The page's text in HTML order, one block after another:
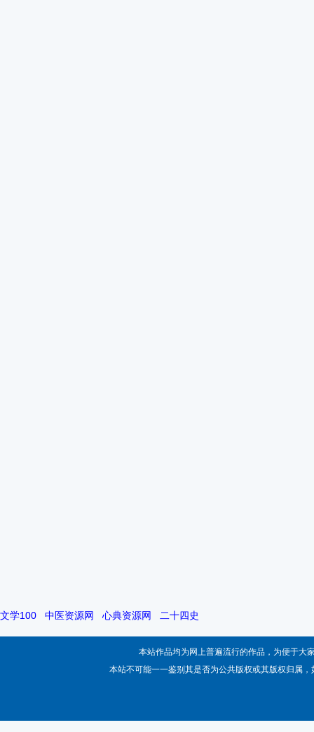
文学100 中医资源网 心典资源网 二十四史
本站作品均为网上普遍流行的作品，为便于大
本站不可能一一鉴别其是否为公共版权或其版权归属